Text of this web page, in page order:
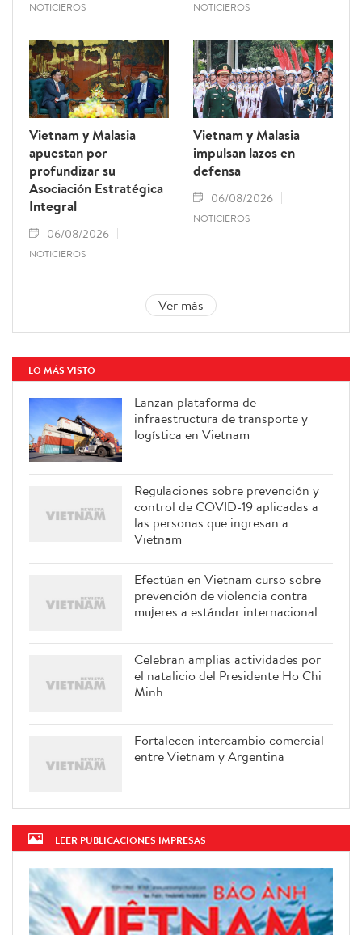
NOTICIEROS NOTICIEROS
Vietnam y Malasia
apuestan por
profundizar su
Asociación Estratégica
Integral
06/08/2026
NOTICIEROS
Vietnam y Malasia
impulsan lazos en
defensa
06/08/2026
NOTICIEROS
Ver más
LO MÁS VISTO
Lanzan plataforma de
infraestructura de transporte y
logística en Vietnam
Regulaciones sobre prevención y
control de COVID-19 aplicadas a
las personas que ingresan a
Vietnam
Efectúan en Vietnam curso sobre
prevención de violencia contra
mujeres a estándar internacional
Celebran amplias actividades por
el natalicio del Presidente Ho Chi
Minh
Fortalecen intercambio comercial
entre Vietnam y Argentina
LEER PUBLICACIONES IMPRESAS